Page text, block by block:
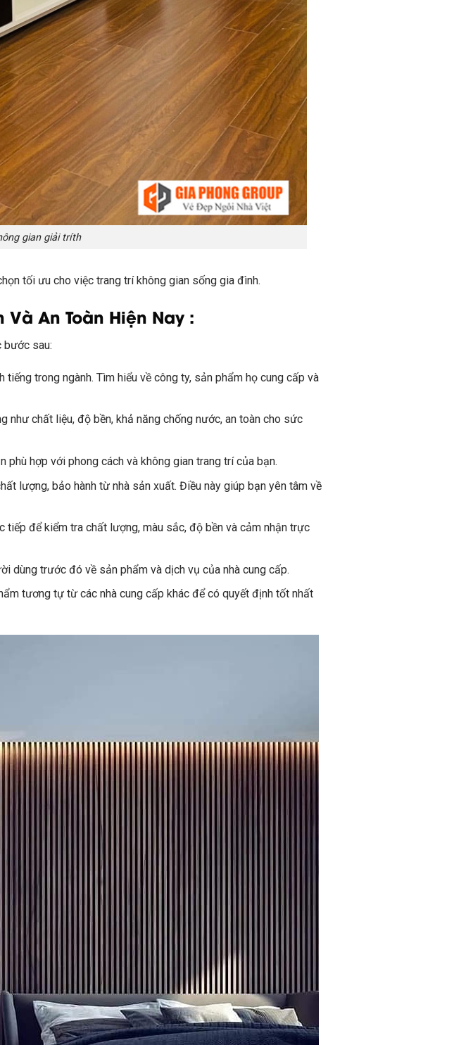
gian giải tríth
tối ưu cho việc trang trí không gian sống gia đình.
An Toàn Hiện Nay :
bước sau:
trong ngành. Tìm hiểu về công ty, sản phẩm họ cung cấp và
chất liệu, độ bền, khả năng chống nước, an toàn cho sức
hợp với phong cách và không gian trang trí của bạn.
lượng, bảo hành từ nhà sản xuất. Điều này giúp bạn yên tâm về
để kiểm tra chất lượng, màu sắc, độ bền và cảm nhận trực
dùng trước đó về sản phẩm và dịch vụ của nhà cung cấp.
tương tự từ các nhà cung cấp khác để có quyết định tốt nhất